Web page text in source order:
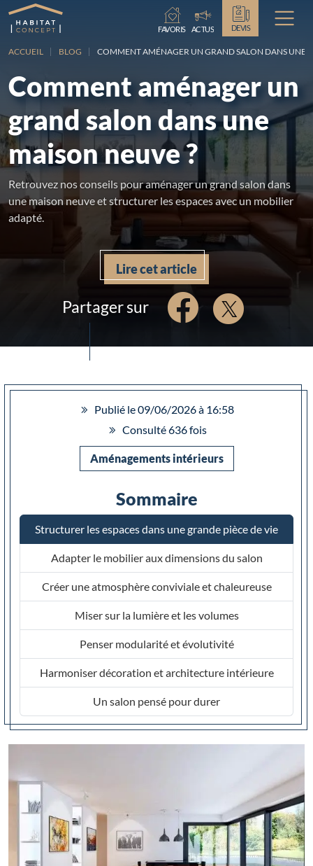
Chargement...
FAVORIS ACTUS DEVIS
ACCUEIL BLOG COMMENT AMÉNAGER UN GRAND SALON DANS UNE
Comment aménager un
grand salon dans une
maison neuve ?
Retrouvez nos conseils pour aménager un grand salon dans
une maison neuve et structurer les espaces avec un mobilier
adapté.
Lire cet article
Partager sur
Publié le 09/06/2026 à 16:58
Consulté 636 fois
Aménagements intérieurs
Sommaire
Structurer les espaces dans une grande pièce de vie
Adapter le mobilier aux dimensions du salon
Créer une atmosphère conviviale et chaleureuse
Miser sur la lumière et les volumes
Penser modularité et évolutivité
Harmoniser décoration et architecture intérieure
Un salon pensé pour durer